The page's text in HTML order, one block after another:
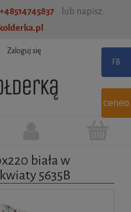
+48514745837
lub napisz:
Zaloguj się
biała w
5635B
ceneo